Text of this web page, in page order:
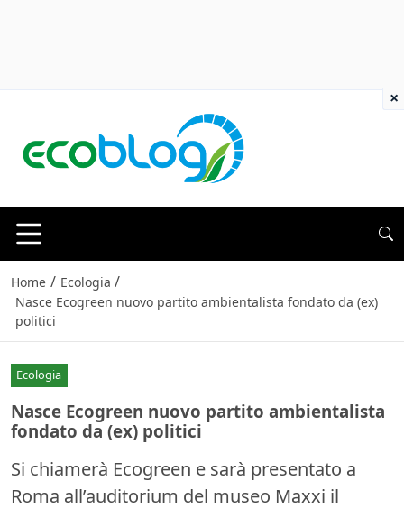
Home / Ecologia /
Nasce Ecogreen nuovo partito ambientalista fondato da (ex)
politici
Ecologia
Nasce Ecogreen nuovo partito ambientalista
fondato da (ex) politici
Si chiamerà Ecogreen e sarà presentato a
Roma all’auditorium del museo Maxxi il
×